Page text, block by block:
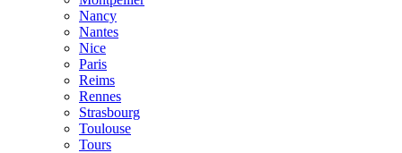
Nancy
Nantes
Nice
Paris
Reims
Rennes
Strasbourg
Toulouse
Tours